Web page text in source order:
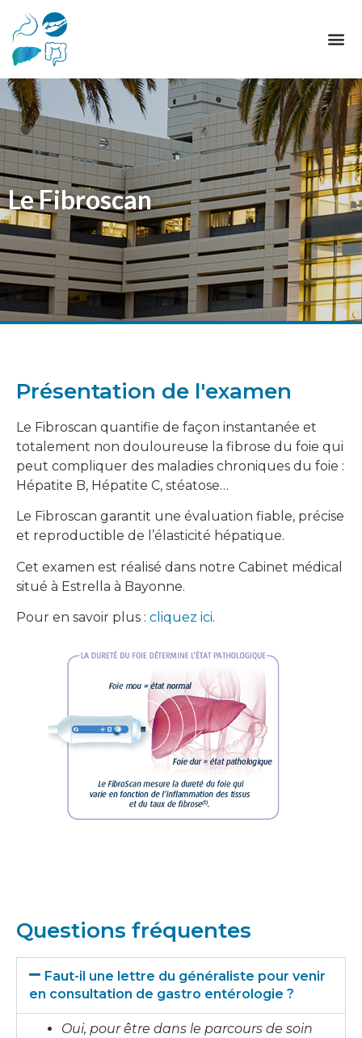
Le Fibroscan
Présentation de l'examen
Le Fibroscan quantifie de façon instantanée et
totalement non douloureuse la fibrose du foie qui
peut compliquer des maladies chroniques du foie :
Hépatite B, Hépatite C, stéatose…
Le Fibroscan garantit une évaluation fiable, précise
et reproductible de l’élasticité hépatique.
Cet examen est réalisé dans notre Cabinet médical
situé à Estrella à Bayonne.
Pour en savoir plus : cliquez ici.
Questions fréquentes
Faut-il une lettre du généraliste pour venir
en consultation de gastro entérologie ?
Oui, pour être dans le parcours de soin